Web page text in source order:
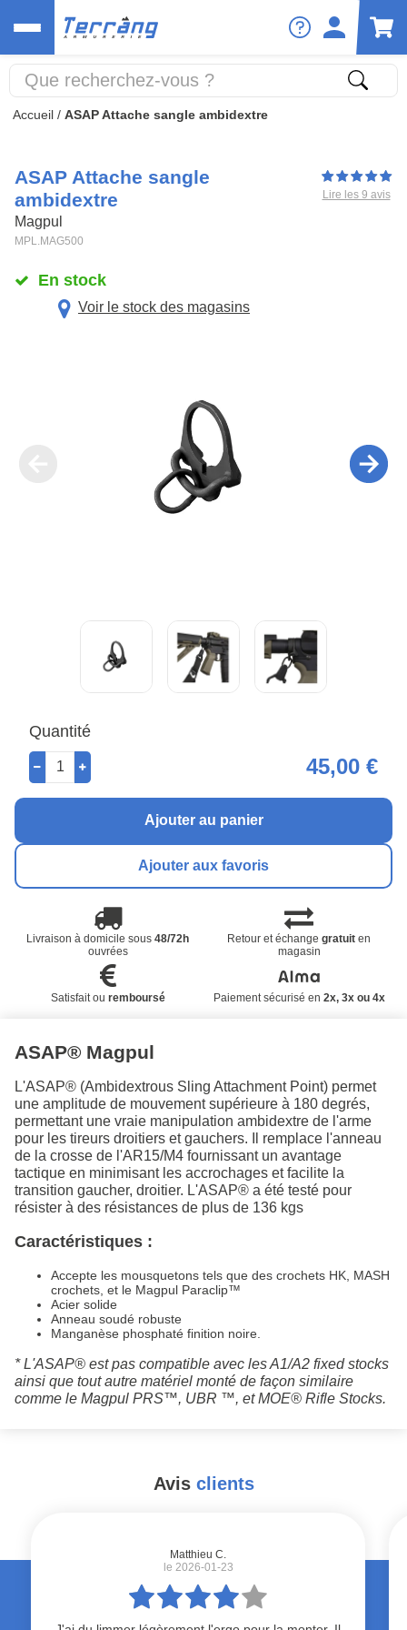
Accueil / ASAP Attache sangle ambidextre
ASAP Attache sangle
ambidextre
Magpul
MPL.MAG500
Lire les 9 avis
En stock
Voir le stock des magasins
Quantité
45,00 €
Ajouter au panier
Ajouter aux favoris
Livraison à domicile sous48/72h
ouvrées
Retour et échangegratuit en
magasin
Satisfait ou remboursé Paiement sécurisé en 2x, 3x ou 4x
ASAP® Magpul
L'ASAP® (Ambidextrous Sling Attachment Point) permet
une amplitude de mouvement supérieure à 180 degrés,
permettant une vraie manipulation ambidextre de l'arme
pour les tireurs droitiers et gauchers. Il remplace l'anneau
de la crosse de l'AR15/M4 fournissant un avantage
tactique en minimisant les accrochages et facilite la
transition gaucher, droitier. L'ASAP® a été testé pour
résister à des résistances de plus de 136 kgs
Caractéristiques :
Accepte les mousquetons tels que des crochets HK, MASH
crochets, et le Magpul Paraclip™
Acier solide
Anneau soudé robuste
Manganèse phosphaté finition noire.
* L'ASAP® est pas compatible avec les A1/A2 fixed stocks
ainsi que tout autre matériel monté de façon similaire
comme le Magpul PRS™, UBR ™, et MOE® Rifle Stocks.
Avis clients
Matthieu C.
le 2026-01-23